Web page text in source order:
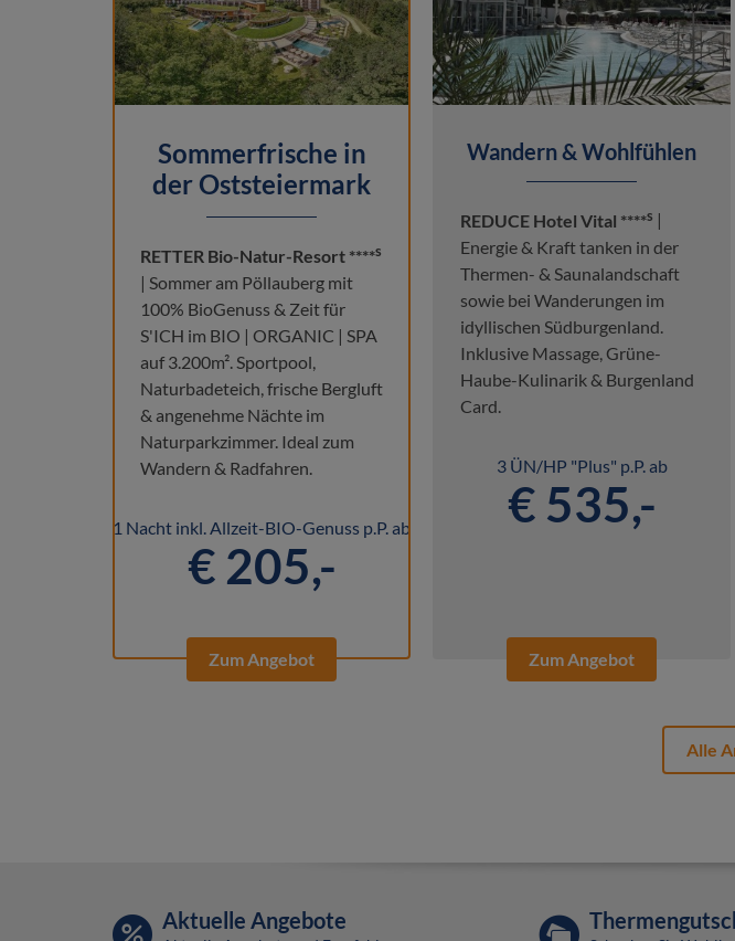
Sommerfrische in
der Oststeiermark
RETTER Bio-Natur-Resort ****s
| Sommer am Pöllauberg mit
100% BioGenuss & Zeit für
S'ICH im BIO | ORGANIC | SPA
auf 3.200m². Sportpool,
Naturbadeteich, frische Bergluft
& angenehme Nächte im
Naturparkzimmer. Ideal zum
Wandern & Radfahren.
1 Nacht inkl. Allzeit-BIO-Genuss p.P. ab
€ 205,-
Zum Angebot
Wandern & Wohlfühlen
REDUCE Hotel Vital ****s |
Energie & Kraft tanken in der
Thermen- & Saunalandschaft
sowie bei Wanderungen im
idyllischen Südburgenland.
Inklusive Massage, Grüne-
Haube-Kulinarik & Burgenland
Card.
3 ÜN/HP "Plus" p.P. ab
€ 535,-
Zum Angebot
Alle
Aktuelle Angebote